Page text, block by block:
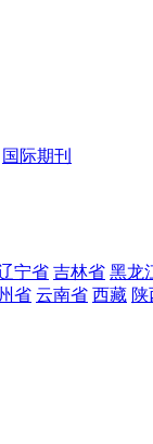
国际期刊
宁省 吉林省 黑龙
省 云南省 西藏